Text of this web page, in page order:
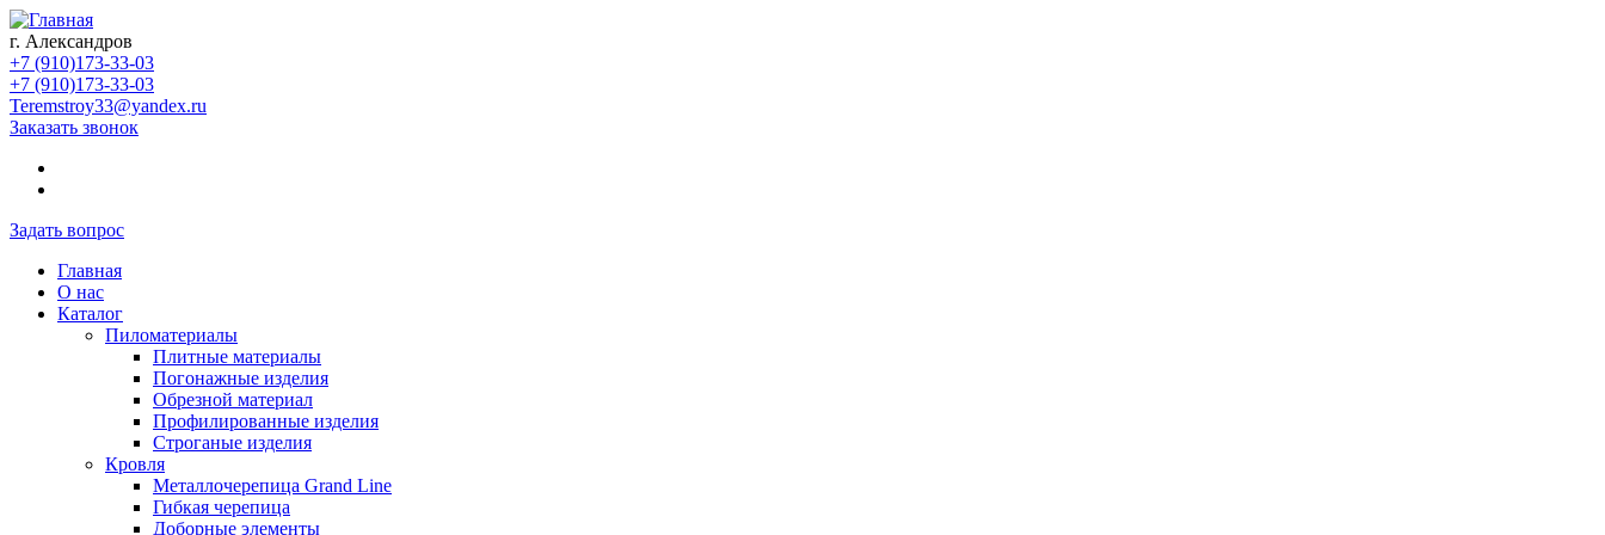
г. Александров
+7 (910)173-33-03
+7 (910)173-33-03
Teremstroy33@yandex.ru
Заказать звонок
Задать вопрос
Главная
О нас
Каталог
Пиломатериалы
Плитные материалы
Погонажные изделия
Обрезной материал
Профилированные изделия
Строганые изделия
Кровля
Металлочерепица Grand Line
Гибкая черепица
Доборные элементы